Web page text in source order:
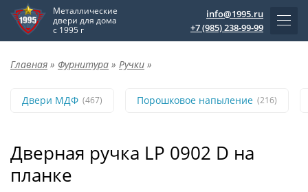
Металлические
двери для дома
с 1995 г
info@1995.ru
+7 (985) 238-99-99
Главная » Фурнитура » Ручки »
Двери МДФ (467) Порошковое напыление (216)
Дверная ручка LP 0902 D на
планке